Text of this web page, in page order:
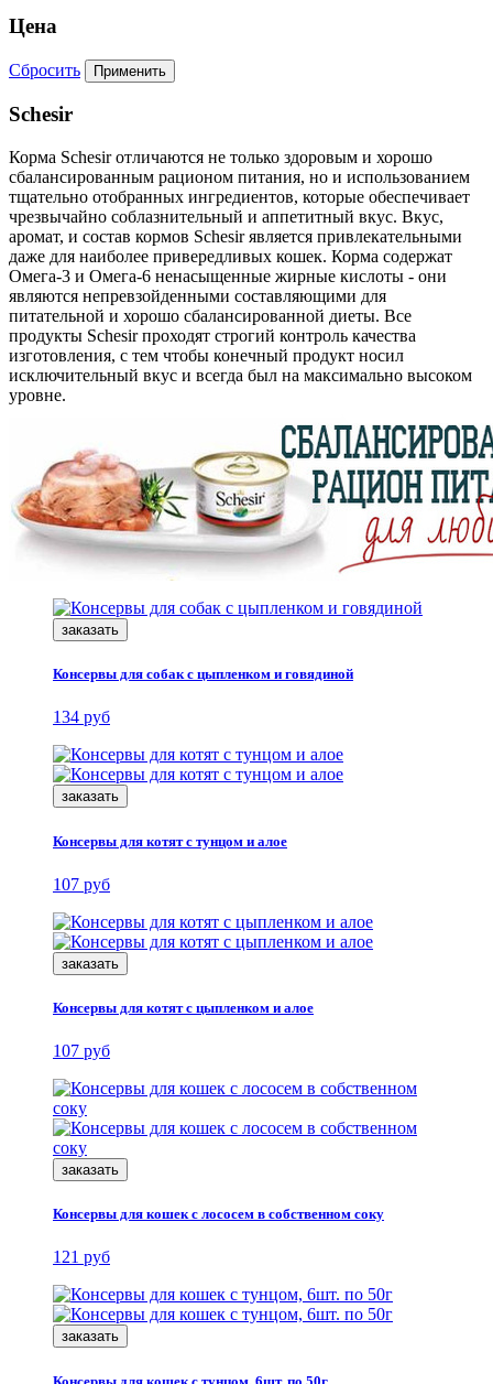
Цена
Сбросить
Schesir
Корма Schesirотличаются не только здоровым и хорошо
сбалансированным рационом питания, но и использованием
тщательно отобранных ингредиентов, которые обеспечивает
чрезвычайно соблазнительный и аппетитный вкус. Вкус,
аромат, и состав кормов Schesir является привлекательными
даже для наиболее привередливых кошек. Корма содержат
Омега-3 и Омега-6 ненасыщенные жирные кислоты - они
являются непревзойденными составляющими для
питательной и хорошо сбалансированной диеты. Все
продукты Schesir проходят строгий контроль качества
изготовления, с тем чтобы конечный продукт носил
исключительный вкус и всегда был на максимально высоком
уровне.
заказать
Консервы для собак с цыпленком и говядиной
134 руб
заказать
Консервы для котят с тунцом и алое
107 руб
заказать
Консервы для котят с цыпленком и алое
107 руб
заказать
Консервы для кошек с лососем в собственном соку
121 руб
заказать